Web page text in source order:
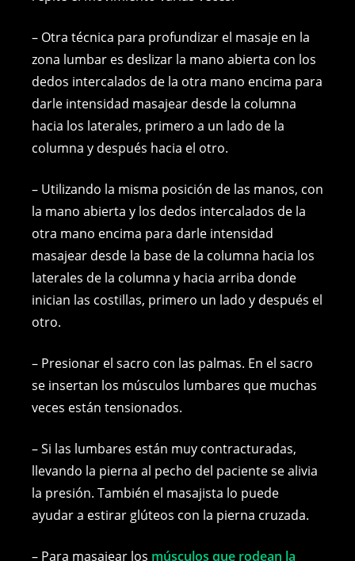
– Otra técnica para profundizar el masaje en la
zona lumbar es deslizar la mano abierta con los
dedos intercalados de la otra mano encima para
darle intensidad masajear desde la columna
hacia los laterales, primero a un lado de la
columna y después hacia el otro.
– Utilizando la misma posición de las manos, con
la mano abierta y los dedos intercalados de la
otra mano encima para darle intensidad
masajear desde la base de la columna hacia los
laterales de la columna y hacia arriba donde
inician las costillas, primero un lado y después el
otro.
– Presionar el sacro con las palmas. En el sacro
se insertan los músculos lumbares que muchas
veces están tensionados.
– Si las lumbares están muy contracturadas,
llevando la pierna al pecho del paciente se alivia
la presión. También el masajista lo puede
ayudar a estirar glúteos con la pierna cruzada.
– Para masajear los músculos que rodean la